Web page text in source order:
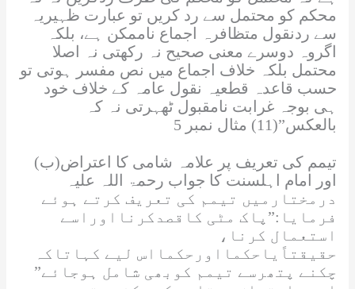
محکم کو محتمل سے رد کریں تو عبارت ظہیریہ
سے ردنقول متظافرہ اجماع ناممکن ہے، بلکہ
اگروہ دوسرے معنی صحیح نہ رکھتی نہ اصلا
محتمل بلکہ خلاف اجماع میں نص مفسر ہوتی تو
حسب قاعدہ قطعیہ نقول عامہ کے خلاف خود
ہی بوجہ غرابت نامقبول ٹھہرتی نہ کہ
بالعکس”(11) مثال نمبر 5
(ب)تیمم کی تعریف پر علامہ شامی کا اعتراض
اور امام اہلسنت کا جواب رحمۃ اللہ علیہ
درمختارمیں تیمم کی تعریف کرتے ہوئے
فرمایا:”پاک مٹی کاقصدکرنااوراسے
استعمال کرنا،
حقیقتاًیاحکمااورحکمااس لیے کہاتاکہ
چکنے پتھرسے تیمم کوبھی شامل ہوجائے”